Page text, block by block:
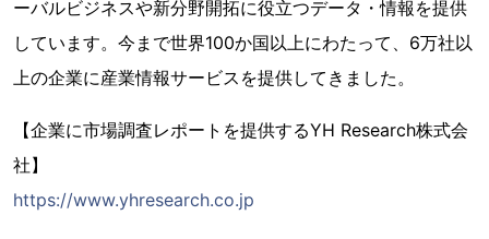
ーバルビジネスや新分野開拓に役立つデータ・情報を提供
しています。今まで世界100か国以上にわたって、6万社以
上の企業に産業情報サービスを提供してきました。
【企業に市場調査レポートを提供するYH Research株式会
社】
https://www.yhresearch.co.jp